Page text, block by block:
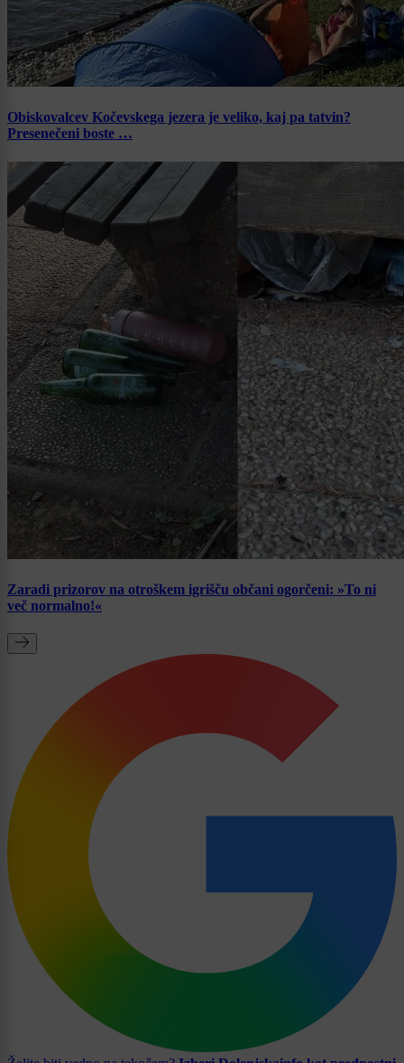
Obiskovalcev Kočevskega jezera je veliko, kaj pa tatvin?
Presenečeni boste …
Zaradi prizorov na otroškem igrišču občani ogorčeni: »To ni
več normalno!«